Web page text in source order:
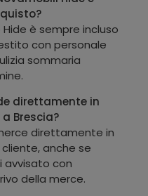
è sempre incluso
con personale
sommaria
direttamente in
Brescia?
direttamente in
anche se
avvisato con
della merce.